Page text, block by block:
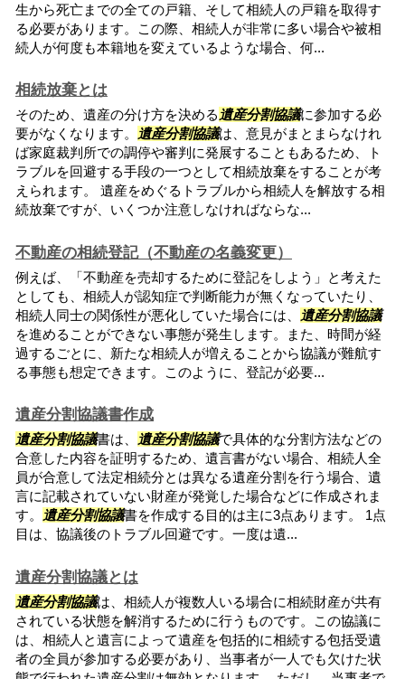
生から死亡までの全ての戸籍、そして相続人の戸籍を取得す
る必要があります。この際、相続人が非常に多い場合や被相
続人が何度も本籍地を変えているような場合、何...
相続放棄とは
そのため、遺産の分け方を決める 遺産分割協議に参加する必
要がなくなります。
遺産分割協議は、意見がまとまらなけれ
ば家庭裁判所での調停や審判に発展することもあるため、ト
ラブルを回避する手段の一つとして相続放棄をすることが考
えられます。 遺産をめぐるトラブルから相続人を解放する相
続放棄ですが、いくつか注意しなければならな...
不動産の相続登記（不動産の名義変更）
例えば、「不動産を売却するために登記をしよう」と考えた
としても、相続人が認知症で判断能力が無くなっていたり、
相続人同士の関係性が悪化していた場合には、
遺産分割協議
を進めることができない事態が発生します。また、時間が経
過するごとに、新たな相続人が増えることから協議が難航す
る事態も想定できます。このように、登記が必要...
遺産分割協議書作成
遺産分割協議書は、 遺産分割協議で具体的な分割方法などの
合意した内容を証明するため、遺言書がない場合、相続人全
員が合意して法定相続分とは異なる遺産分割を行う場合、遺
言に記載されていない財産が発覚した場合などに作成されま
す。
遺産分割協議書を作成する目的は主に3点あります。 1点
目は、協議後のトラブル回避です。一度は遺...
遺産分割協議とは
遺産分割協議は、相続人が複数人いる場合に相続財産が共有
されている状態を解消するために行うものです。この協議に
は、相続人と遺言によって遺産を包括的に相続する包括受遺
者の全員が参加する必要があり、当事者が一人でも欠けた状